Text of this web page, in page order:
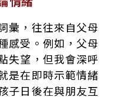
彙，往往來自父母
感受。例如，父母
失望，但我會深呼
是在即時示範情緒
子日後在與朋友互